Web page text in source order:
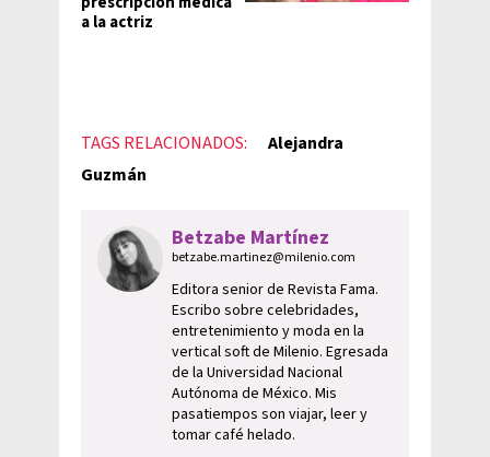
a la actriz
TAGS RELACIONADOS:
Alejandra
Guzmán
Betzabe Martínez
betzabe.martinez@milenio.com
Editora senior de Revista Fama.
Escribo sobre celebridades,
entretenimiento y moda en la
vertical soft de Milenio. Egresada
de la Universidad Nacional
Autónoma de México. Mis
pasatiempos son viajar, leer y
tomar café helado.